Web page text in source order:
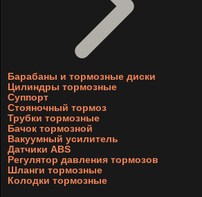
Барабаны и тормозные диски
Цилиндры тормозные
Суппорт
Стояночный тормоз
Трубки тормозные
Бачок тормозной
Вакуумный усилитель
Датчики ABS
Регулятор давления тормозов
Шланги тормозные
Колодки тормозные